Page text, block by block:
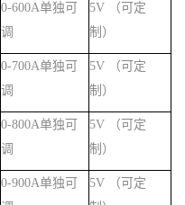
0-600A单独可
调
5V （可定
制）
0-700A单独可
调
5V （可定
制）
0-800A单独可
调
5V （可定
制）
0-900A单独可
5V （可定